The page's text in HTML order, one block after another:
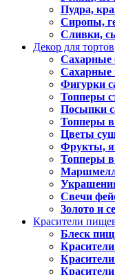
Пудра,
Сиропы,
Сливки,
Декор для тортов
Сахарные
Сахарные
Фигурки
Топперы
Посыпки
Топперы
Цветы
Фрукты,
Топперы в
Свечи
Золото и
Красители
Блеск